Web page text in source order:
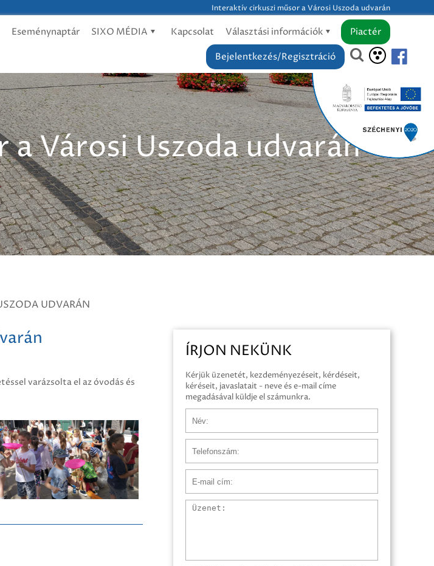
Interaktív cirkuszi műsor a Városi Uszoda udvarán
Eseménynaptár SIXO MÉDIA Kapcsolat Választási információk
Piactér
Bejelentkezés/Regisztráció
Városi Uszoda udvarán
UDVARÁN
varázsolta el az óvodás és
ÍRJON NEKÜNK
Kérjük üzenetét, kezdeményezéseit, kérdéseit,
kéréseit, javaslatait - neve és e-mail címe
megadásával küldje el számunkra.
Üzenet